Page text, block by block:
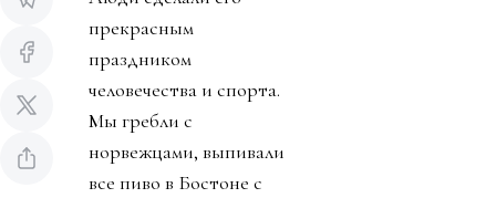
прекрасным
праздником
человечества и спорта.
Мы гребли с
норвежцами, выпивали
все пиво в Бостоне с